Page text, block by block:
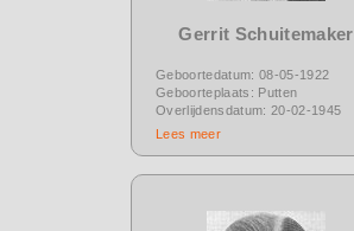
Gerrit Schuitemaker
Geboortedatum: 08-05-1922
Geboorteplaats: Putten
Overlijdensdatum: 20-02-1945
Lees meer